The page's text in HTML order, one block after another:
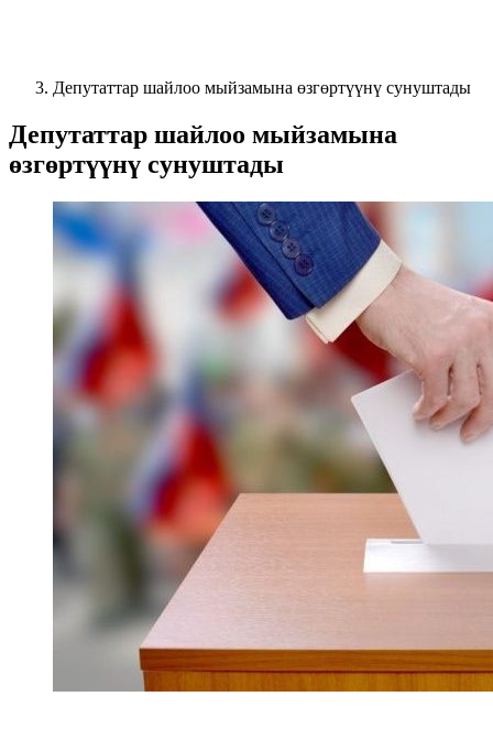
Депутаттар шайлоо мыйзамына өзгөртүүнү сунуштады
Депутаттар шайлоо мыйзамына
өзгөртүүнү сунуштады